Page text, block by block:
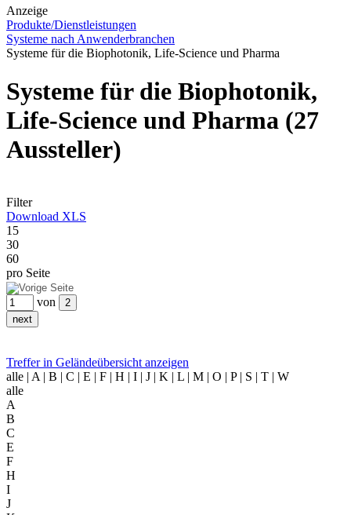
Anzeige
Produkte/Dienstleistungen
Systeme nach Anwenderbranchen
Systeme für die Biophotonik, Life-Science und Pharma
Systeme für die Biophotonik,
Life-Science und Pharma (27
Aussteller)
Filter
Download XLS
15
30
60
pro Seite
von
Treffer in Geländeübersicht anzeigen
alle | A | B | C | E | F | H | I | J | K | L | M | O | P | S | T | W
alle
A
B
C
E
F
H
I
J